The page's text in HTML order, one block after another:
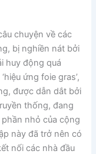
chuyện về các
bị nghiền nát bởi
huy động quá
ứng foie gras’,
được dẫn dắt bởi
thống, đang
nhỏ của cộng
này đã trở nên có
nối các nhà đầu